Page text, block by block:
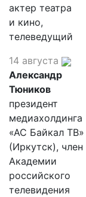
актер театра
и кино,
телеведущий
14 августа
Александр
Тюников
президент
медиахолдинга
«АС Байкал ТВ»
(Иркутск), член
Академии
российского
телевидения